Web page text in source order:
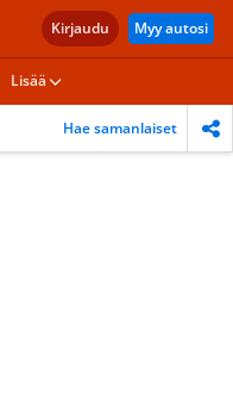
Kirjaudu Myy autosi
Lisää
Hae samanlaiset